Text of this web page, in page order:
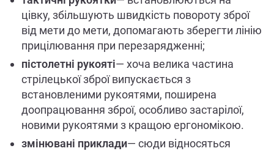
цівку, збільшують швидкість повороту зброї
від мети до мети, допомагають зберегти лінію
прицілювання при перезарядженні;
пістолетні рукояті— хоча велика частина
стрілецької зброї випускається з
встановленими рукоятями, поширена
доопрацювання зброї, особливо застарілої,
новими рукоятями з кращою ергономікою.
змінювані приклади— сюди відносяться